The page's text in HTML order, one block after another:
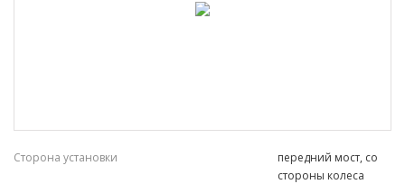
Сторона установки
передний мост, со
стороны колеса